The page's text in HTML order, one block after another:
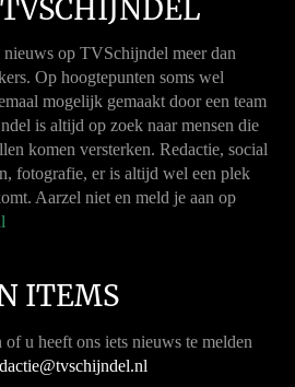
op TVSchijndel meer dan
Op hoogtepunten soms wel
mogelijk gemaakt door een team
is altijd op zoek naar mensen die
komen versterken. Redactie, social
fotografie, er is altijd wel een plek
Aarzel niet en meld je aan op
ITEMS
of u heeft ons iets nieuws te melden